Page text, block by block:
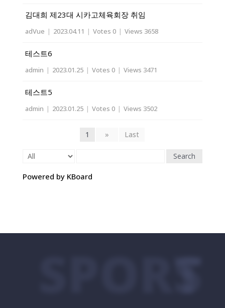
김대희 제23대 시카고체육회장 취임
adVue | 2023.04.11 | Votes 0 | Views 3658
테스트6
admin | 2023.01.25 | Votes 0 | Views 3471
테스트5
admin | 2023.01.25 | Votes 0 | Views 3502
1 » Last
Search
Powered by KBoard
SPORTS